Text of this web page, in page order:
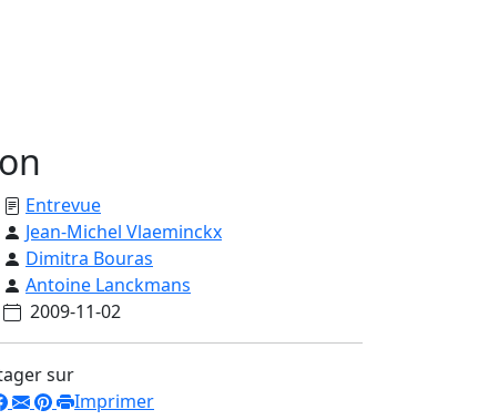
Entrevue
Jean-Michel Vlaeminckx
Dimitra Bouras
Antoine Lanckmans
2009-11-02
sur
Imprimer